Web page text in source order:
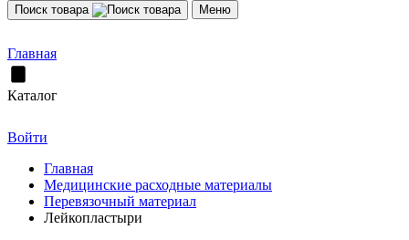
Поиск товара Меню
Главная
Каталог
Войти
Главная
Медицинские расходные материалы
Перевязочный материал
Лейкопластыри